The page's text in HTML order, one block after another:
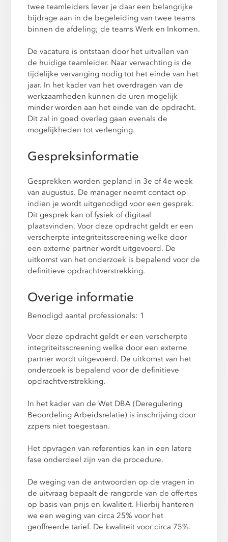
twee teamleiders lever je daar een belangrijke
bijdrage aan in de begeleiding van twee teams
binnen de afdeling; de teams Werk en Inkomen.
De vacature is ontstaan door het uitvallen van
de huidige teamleider. Naar verwachting is de
tijdelijke vervanging nodig tot het einde van het
jaar. In het kader van het overdragen van de
werkzaamheden kunnen de uren mogelijk
minder worden aan het einde van de opdracht.
Dit zal in goed overleg gaan evenals de
mogelijkheden tot verlenging.
Gespreksinformatie
Gesprekken worden gepland in 3e of 4e week
van augustus. De manager neemt contact op
indien je wordt uitgenodigd voor een gesprek.
Dit gesprek kan of fysiek of digitaal
plaatsvinden. Voor deze opdracht geldt er een
verscherpte integriteitsscreening welke door
een externe partner wordt uitgevoerd. De
uitkomst van het onderzoek is bepalend voor de
definitieve opdrachtverstrekking.
Overige informatie
Benodigd aantal professionals: 1
Voor deze opdracht geldt er een verscherpte
integriteitsscreening welke door een externe
partner wordt uitgevoerd. De uitkomst van het
onderzoek is bepalend voor de definitieve
opdrachtverstrekking.
In het kader van de Wet DBA (Deregulering
Beoordeling Arbeidsrelatie) is inschrijving door
zzpers niet toegestaan.
Het opvragen van referenties kan in een latere
fase onderdeel zijn van de procedure.
De weging van de antwoorden op de vragen in
de uitvraag bepaalt de rangorde van de offertes
op basis van prijs en kwaliteit. Hierbij hanteren
we een weging van circa 25% voor het
geoffreerde tarief. De kwaliteit voor circa 75%.